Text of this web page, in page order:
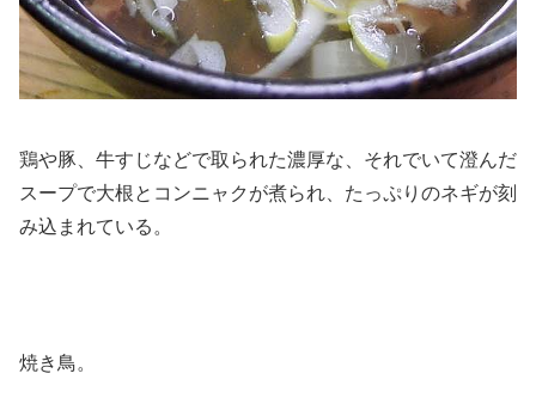
鶏や豚、牛すじなどで取られた濃厚な、それでいて澄んだ
スープで大根とコンニャクが煮られ、たっぷりのネギが刻
み込まれている。
焼き鳥。